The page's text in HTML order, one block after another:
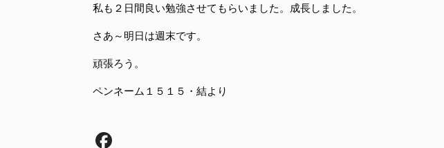
私も２日間良い勉強させてもらいました。成長しました。
さあ～明日は週末です。
頑張ろう。
ペンネーム１５１５・結より